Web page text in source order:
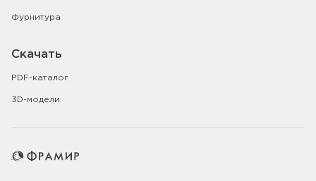
Фурнитура
Скачать
PDF-каталог
3D-модели